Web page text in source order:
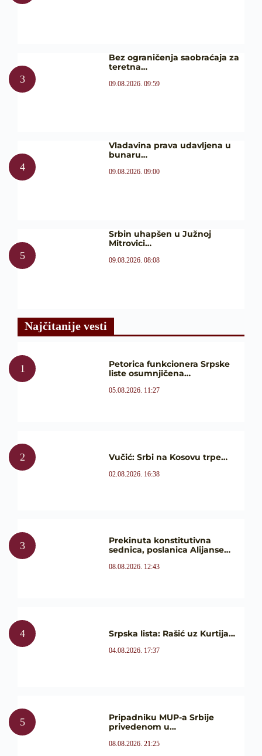
Bez ograničenja saobraćaja za
teretna…
09.08.2026. 09:59
Vladavina prava udavljena u
bunaru…
09.08.2026. 09:00
Srbin uhapšen u Južnoj
Mitrovici…
09.08.2026. 08:08
Najčitanije vesti
Petorica funkcionera Srpske
liste osumnjičena…
05.08.2026. 11:27
Vučić: Srbi na Kosovu trpe…
02.08.2026. 16:38
Prekinuta konstitutivna
sednica, poslanica Alijanse…
08.08.2026. 12:43
Srpska lista: Rašić uz Kurtija…
04.08.2026. 17:37
Pripadniku MUP-a Srbije
privedenom u…
08.08.2026. 21:25